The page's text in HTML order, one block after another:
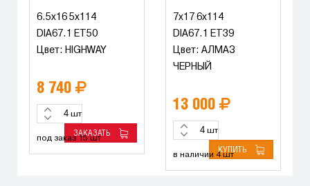
6.5x16 5x114
DIA67.1 ET50
Цвет: HIGHWAY
8 740
шт
ЗАКАЗАТЬ
под заказ 15 шт
7x17 6x114
DIA67.1 ET39
Цвет: АЛМАЗ
ЧЕРНЫЙ
13 000
шт
КУПИТЬ
в наличии 4 шт